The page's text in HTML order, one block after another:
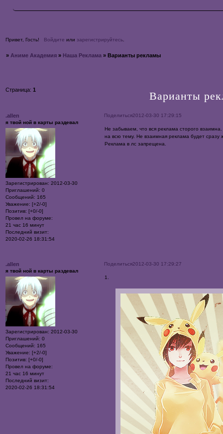
Привет, Гость! Войдите или зарегистрируйтесь.
» Аниме Академия » Наша Реклама »Варианты рекламы
Варианты
Страница:1
Поделиться2012-03-30 17:29:15
.allen
я твой ной в карты раздевал
Зарегистрирован: 2012-03-30
Приглашений: 0
Сообщений: 165
Уважение: [+2/-0]
Позитив: [+0/-0]
Провел на форуме:
21 час 16 минут
Последний визит:
2020-02-26 18:31:54
Не забываем, что вся реклама сторого
на всю тему. Не взаимная реклама будет сразу
Реклама в лс запрещена.
Поделиться2012-03-30 17:29:27
.allen
я твой ной в карты раздевал
Зарегистрирован: 2012-03-30
Приглашений: 0
Сообщений: 165
Уважение: [+2/-0]
Позитив: [+0/-0]
Провел на форуме:
21 час 16 минут
Последний визит:
2020-02-26 18:31:54
1.